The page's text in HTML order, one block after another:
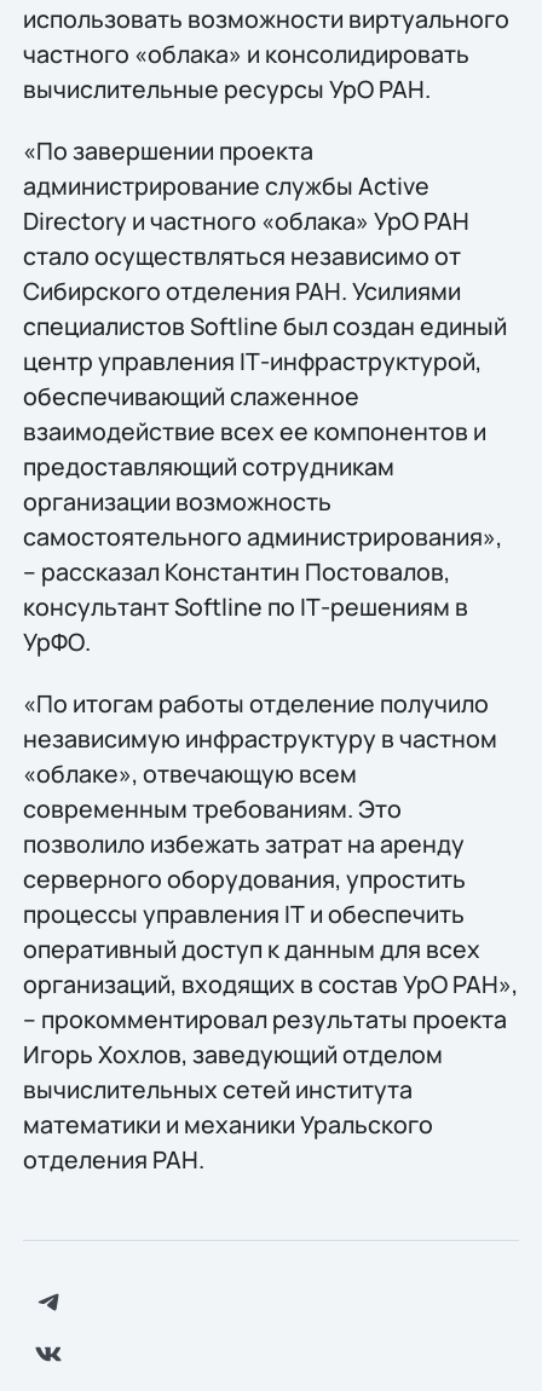
использовать возможности виртуального
частного «облака» и консолидировать
вычислительные ресурсы УрО РАН.
«По завершении проекта
администрирование службы Active
Directory и частного «облака» УрО РАН
стало осуществляться независимо от
Сибирского отделения РАН. Усилиями
специалистов Softline был создан единый
центр управления IТ-инфраструктурой,
обеспечивающий слаженное
взаимодействие всех ее компонентов и
предоставляющий сотрудникам
организации возможность
самостоятельного администрирования»,
– рассказал Константин Постовалов,
консультант Softline по IТ-решениям в
УрФО.
«По итогам работы отделение получило
независимую инфраструктуру в частном
«облаке», отвечающую всем
современным требованиям. Это
позволило избежать затрат на аренду
серверного оборудования, упростить
процессы управления IТ и обеспечить
оперативный доступ к данным для всех
организаций, входящих в состав УрО РАН»,
– прокомментировал результаты проекта
Игорь Хохлов, заведующий отделом
вычислительных сетей института
математики и механики Уральского
отделения РАН.